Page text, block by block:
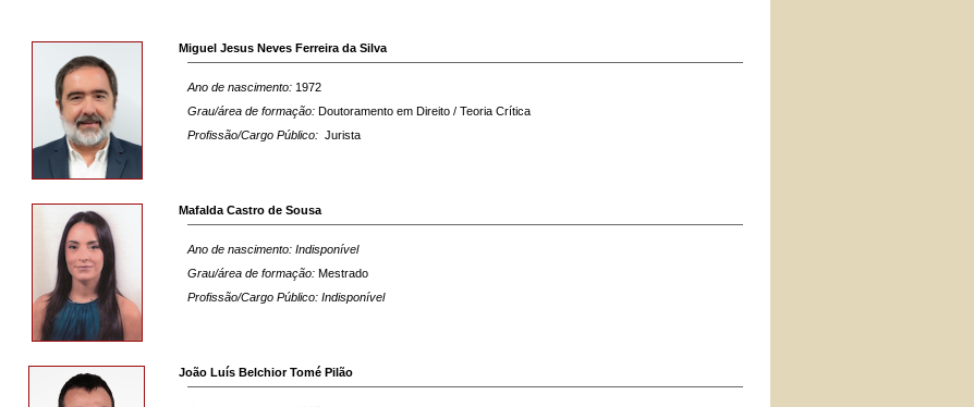
Miguel Jesus Neves Ferreira da Silva
Ano de nascimento: 1972
Grau/área de formação: Doutoramento em Direito / Teoria Crítica
Profissão/Cargo Público: Jurista
Mafalda Castro de Sousa
Ano de nascimento: Indisponível
Grau/área de formação: Mestrado
Profissão/Cargo Público: Indisponível
João Luís Belchior Tomé Pilão